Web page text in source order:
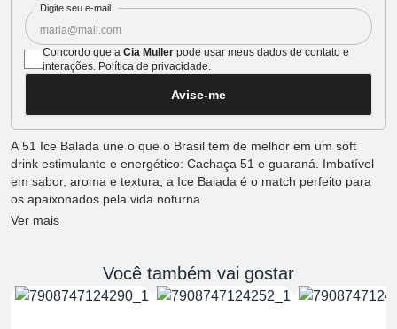
Digite seu e-mail
Concordo que a Cia Muller pode usar meus dados de contato e
interações. Política de privacidade.
Avise-me
A 51 Ice Balada une o que o Brasil tem de melhor em um soft
drink estimulante e energético: Cachaça 51 e guaraná. Imbatível
em sabor, aroma e textura, a Ice Balada é o match perfeito para
os apaixonados pela vida noturna.
Ver mais
Você também vai gostar